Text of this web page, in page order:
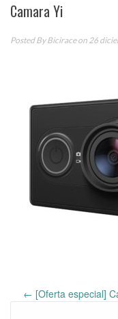
Camara Yi
Posted ByBiciraceon 26
Post
← [Oferta especial]